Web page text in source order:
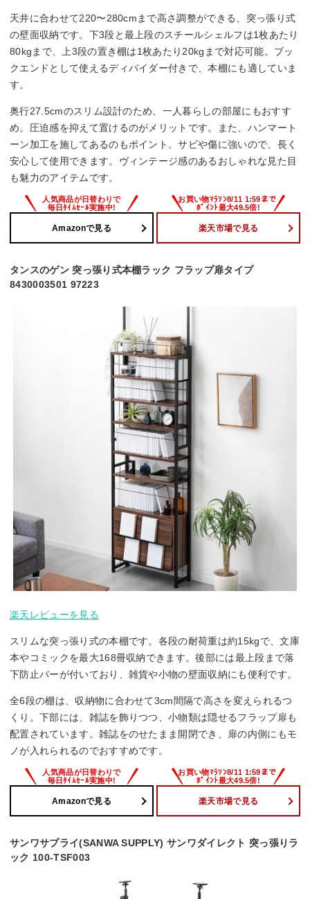
天井に合わせて220〜280cmまで高さ調整ができる、突っ張り式
の壁面収納です。下3段と最上段のスチールシェルフは1枚あたり
80kgまで、上3段の置き棚は1枚あたり20kgまで対応可能。ブッ
クエンドとして使えるディバイダー付きで、本棚にも適していま
す。
奥行27.5cmのスリム設計のため、一人暮らしの部屋にもおすす
め。圧迫感を抑えて置けるのがメリットです。また、ハンマート
ーン加工を施してあるのもポイント。サビや傷に強いので、長く
安心して使用できます。ヴィンテージ感のあるおしゃれな見た目
も魅力のアイテムです。
Amazonで見る 楽天市場で見る
タンスのゲン 突っ張り式本棚ラック フラップ扉タイプ
8430003501 97223
楽天レビューを見る
スリムな突っ張り式の本棚です。各段の耐荷重は約15kgで、文庫
本やコミックを最大168冊収納できます。後部には最上段まで落
下防止バーが付いており、雑貨や小物の壁面収納にも便利です。
全6段の棚は、収納物に合わせて3cm間隔で高さを変えられるつ
くり。下部には、雑誌を飾りつつ、小物類は隠せるフラップ扉も
配置されています。雑誌をのせたまま開閉でき、扉の内側にもモ
ノが入れられるのでおすすめです。
Amazonで見る 楽天市場で見る
サンワサプライ(SANWA SUPPLY) サンワダイレクト 突っ張りラ
ック 100-TSF003